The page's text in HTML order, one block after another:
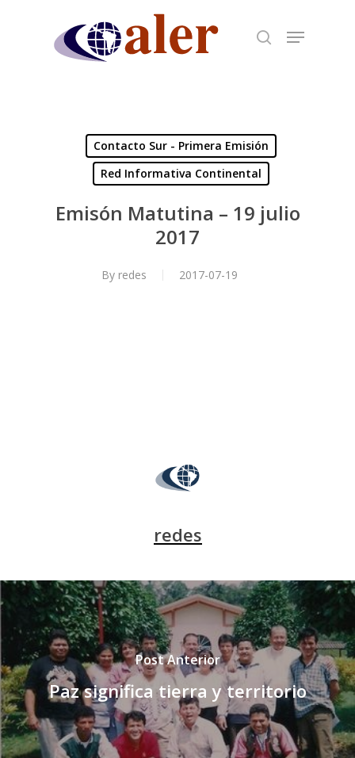
Contacto Sur - Primera Emisión
Red Informativa Continental
Emisón Matutina – 19 julio
2017
By redes 2017-07-19
redes
Post Anterior
Paz significa tierra y territorio